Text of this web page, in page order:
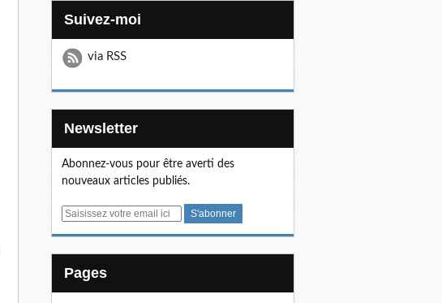
Suivez-moi
via RSS
Newsletter
Abonnez-vous pour être averti des
nouveaux articles publiés.
E
Pages